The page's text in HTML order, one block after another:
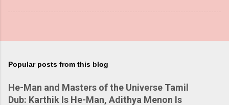
Popular posts from this blog
He-Man and Masters of the Universe Tamil
Dub: Karthik Is He-Man, Adithya Menon Is